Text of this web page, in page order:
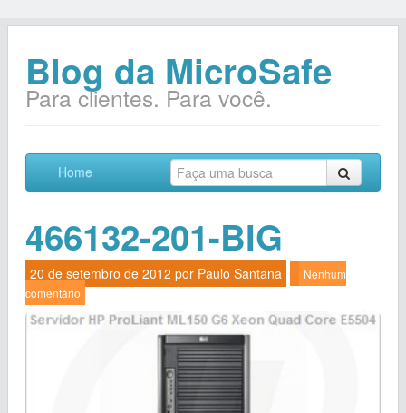
Blog da MicroSafe
Para clientes. Para você.
Home
466132-201-BIG
20 de setembro de 2012 por Paulo Santana
Nenhum
comentário